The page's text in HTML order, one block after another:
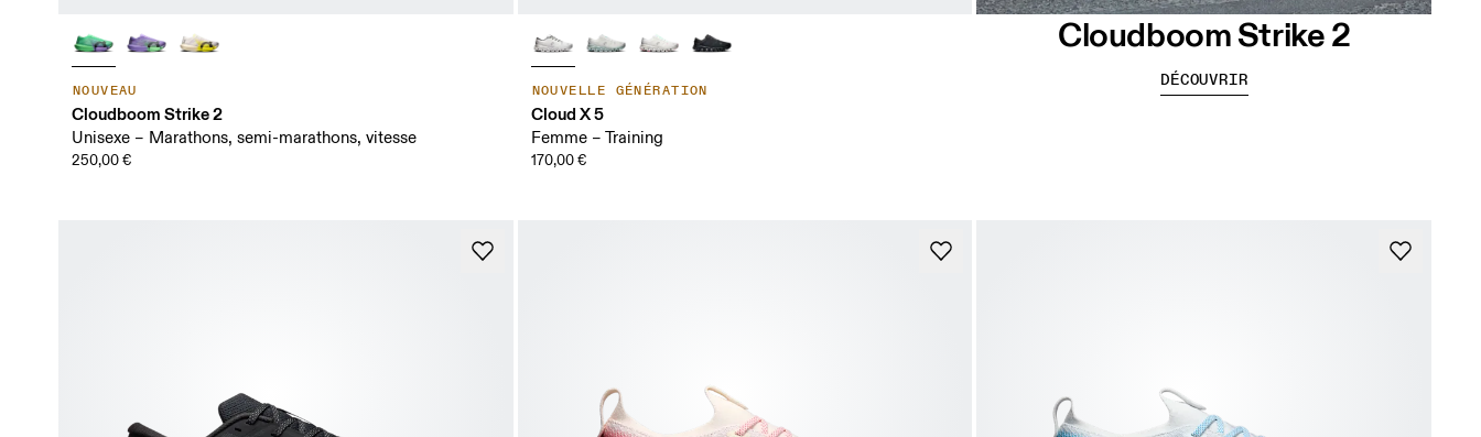
NOUVEAU
Cloudboom Strike 2
Unisexe – Marathons, semi-marathons, vitesse
250,00 €
NOUVELLE GÉNÉRATION
Cloud X 5
Femme – Training
170,00 €
Cloudboom Strike 2
DÉCOUVRIR